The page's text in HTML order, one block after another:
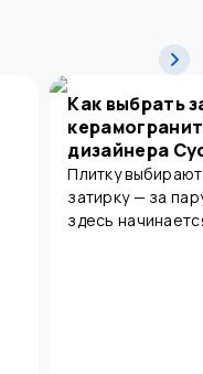
Как выбрать
дизайнера
Плитку
затирку — за
здесь